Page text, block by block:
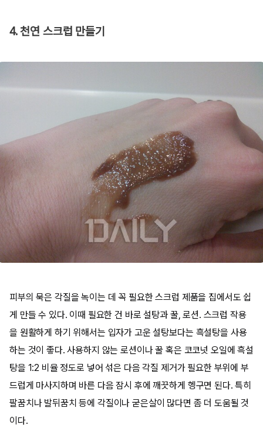
4. 천연 스크럽 만들기
피부의 묵은 각질을 녹이는 데 꼭 필요한 스크럽 제품을 집에서도 쉽
게 만들 수 있다. 이때 필요한 건 바로 설탕과 꿀, 로션. 스크럽 작용
을 원활하게 하기 위해서는 입자가 고운 설탕보다는 흑설탕을 사용
하는 것이 좋다. 사용하지 않는 로션이나 꿀 혹은 코코넛 오일에 흑설
탕을 1:2 비율 정도로 넣어 섞은 다음 각질 제거가 필요한 부위에 부
드럽게 마사지하며 바른 다음 잠시 후에 깨끗하게 헹구면 된다. 특히
팔꿈치나 발뒤꿈치 등에 각질이나 굳은살이 많다면 좀 더 도움될 것
이다.